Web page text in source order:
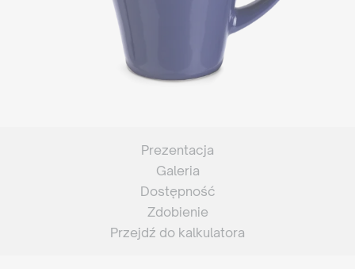
Prezentacja
Galeria
Dostępność
Zdobienie
Przejdź do kalkulatora